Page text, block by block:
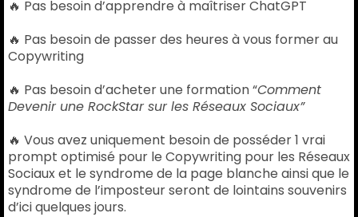
🔥 Pas besoin d’apprendre à maîtriser ChatGPT
🔥 Pas besoin de passer des heures à vous former au
Copywriting
🔥 Pas besoin d’acheter une formation “Comment
Devenir une RockStar sur les Réseaux Sociaux”
🔥 Vous avez uniquement besoin de posséder 1 vrai
prompt optimisé pour le Copywriting pour les Réseaux
Sociaux et le syndrome de la page blanche ainsi que le
syndrome de l’imposteur seront de lointains souvenirs
d’ici quelques jours.